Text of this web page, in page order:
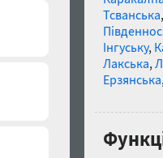
Тсванська
Інгуську,
Лакська,
Ерзянська